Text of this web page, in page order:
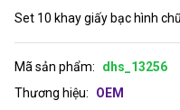
Set 10 khay giấy bạc hình
Mã sản phẩm:
dhs_13256
Thương hiệu:
OEM